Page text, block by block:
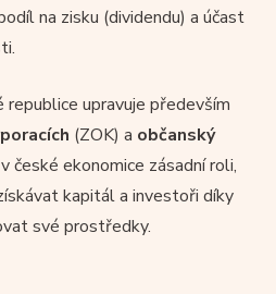
na zisku (dividendu) a účast
republice upravuje především
(ZOK) a občanský
české ekonomice zásadní roli,
kapitál a investoři díky
své prostředky.